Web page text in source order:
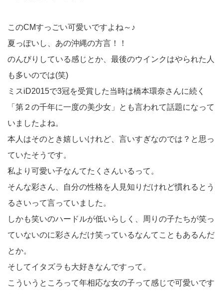
このCMすっごい可愛いですよね～♪
夏っぽいし、あの沖縄の方言！！
のんびりしている感じとか、最後のウインクはやられた人
も多いのでは(笑)
ミスiD2015で3冠を受賞した当時は橋本環奈さんに続く
「第２の千年に一度の美少女」とも言われて話題になって
いましたよね。
本人はそのとき嬉しいけれど、言いすぎなのでは？と思っ
ていたそうです。
私より可愛い子なんてたくさんいるって。
そんな彩さん、自分の性格を人見知りだけれど慣れるとう
るさいって言っていました。
しかも笑いのハードルが低いらしく、周りの子たちが笑っ
ていないのに彩さんだけ笑っているなんてこともあるんだ
とか。
そしてイタズラも大好きなんですって。
こういうところって年相応な女の子って感じで可愛いです